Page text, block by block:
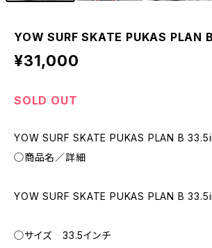
YOW SURF SKATE PUKAS PLAN
¥31,000
SOLD OUT
YOW SURF SKATE PUKAS PLAN B
◯商品名／詳細
YOW SURF SKATE PUKAS PLAN B
◯サイズ 33.5インチ